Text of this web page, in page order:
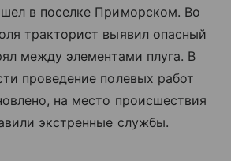
в поселке Приморском. Во
тракторист выявил опасный
между элементами плуга. В
проведение полевых работ
на место происшествия
экстренные службы.